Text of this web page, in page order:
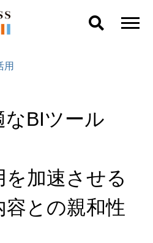
用
なBIツール
加速させる
容との親和性